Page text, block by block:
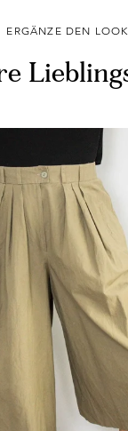
ERGÄNZE DEN LOOK